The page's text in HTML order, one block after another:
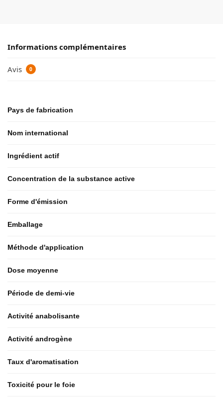
Informations complémentaires
Avis 0
Pays de fabrication
Nom international
Ingrédient actif
Concentration de la substance active
Forme d'émission
Emballage
Méthode d'application
Dose moyenne
Période de demi-vie
Activité anabolisante
Activité androgène
Taux d'aromatisation
Toxicité pour le foie